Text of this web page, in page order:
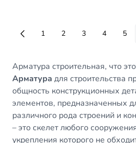
1 2 3 4 5
Арматура строительная, что
Арматура для строительства
общность конструкционных
элементов, предназначенных
различного рода строений и
– это скелет любого
укрепления которого не